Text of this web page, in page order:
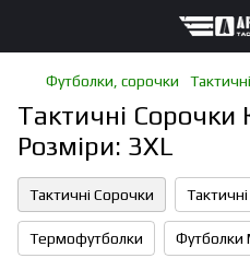
Футболки, сорочки
Тактичні
Розміри: 3XL
Тактичні Сорочки
Термофутболки Футболки